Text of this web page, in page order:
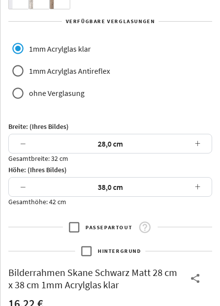
Yukon
Jersey Dauphine
Arran Luzern
Thurgau
VERFÜGBARE VERGLASUNGEN
1mm Acrylglas klar
1mm Acrylglas Antireflex
ohne Verglasung
Breite: (Ihres Bildes)
− +
Gesamtbreite: 32 cm
Höhe: (Ihres Bildes)
− +
Gesamthöhe: 42 cm
PASSEPARTOUT
HINTERGRUND
Bilderrahmen Skane Schwarz Matt 28 cm
x 38 cm 1mm Acrylglas klar